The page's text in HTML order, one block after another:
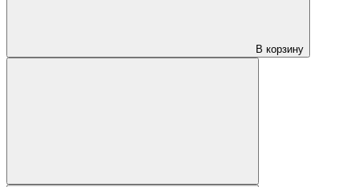
В корзину